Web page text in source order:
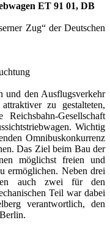
ET 91 01, DB
Zug“ der Deutschen
und den Ausflugsverkehr
zu gestalteten,
Gesellschaft
Wichtig
Omnibuskonkurrenz
Das Ziel beim Bau der
möglichst freien und
ermöglichen. Neben drei
auch zwei für den
Teil war dabei
verantwortlich, den